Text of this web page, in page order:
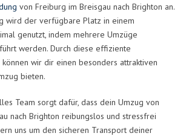
von Freiburg im Breisgau nach Brighton an.
wird der verfügbare Platz in einem
genutzt, indem mehrere Umzüge
werden. Durch diese effiziente
wir dir einen besonders attraktiven
bieten.
Team sorgt dafür, dass dein Umzug von
nach Brighton reibungslos und stressfrei
uns um den sicheren Transport deiner